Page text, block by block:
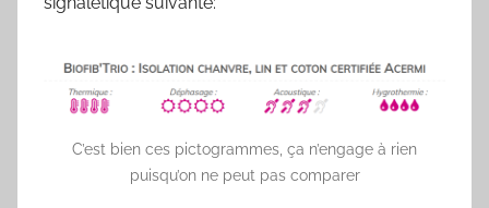
C’est bien ces pictogrammes, ça n’engage à rien
puisqu’on ne peut pas comparer